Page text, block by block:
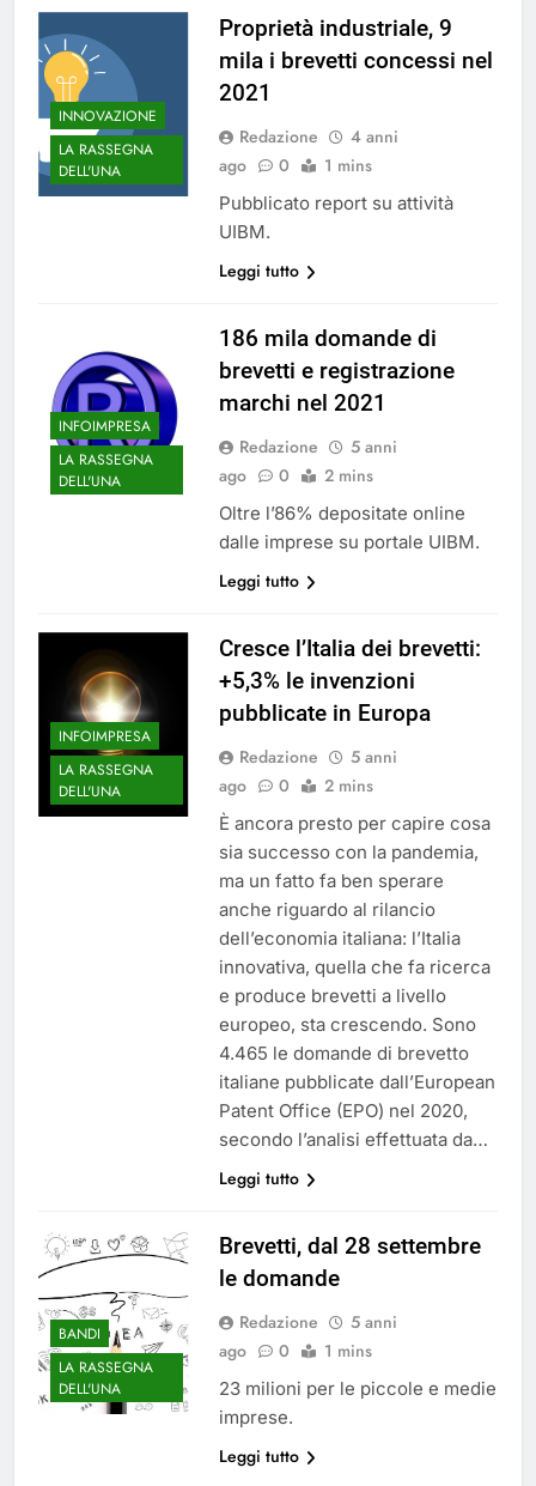
INNOVAZIONE
LA RASSEGNA
DELL'UNA
Proprietà industriale, 9
mila i brevetti concessi nel
2021
Redazione
4 anni
ago
0 1 mins
Pubblicato report su attività
UIBM.
Leggi tutto
INFOIMPRESA
LA RASSEGNA
DELL'UNA
186 mila domande di
brevetti e registrazione
marchi nel 2021
Redazione
5 anni
ago
0 2 mins
Oltre l’86% depositate online
dalle imprese su portale UIBM.
Leggi tutto
INFOIMPRESA
LA RASSEGNA
DELL'UNA
Cresce l’Italia dei brevetti:
+5,3% le invenzioni
pubblicate in Europa
Redazione
5 anni
ago
0 2 mins
È ancora presto per capire cosa
sia successo con la pandemia,
ma un fatto fa ben sperare
anche riguardo al rilancio
dell’economia italiana: l’Italia
innovativa, quella che fa ricerca
e produce brevetti a livello
europeo, sta crescendo. Sono
4.465 le domande di brevetto
italiane pubblicate dall’European
Patent Office (EPO) nel 2020,
secondo l’analisi effettuata da…
Leggi tutto
BANDI
LA RASSEGNA
DELL'UNA
Brevetti, dal 28 settembre
le domande
Redazione
5 anni
ago
0 1 mins
23 milioni per le piccole e medie
imprese.
Leggi tutto